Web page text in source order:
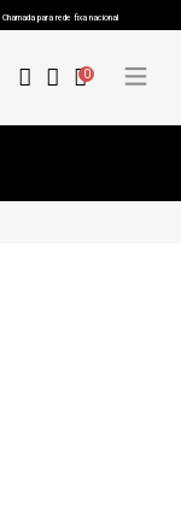
Chamada para rede fixa nacional
0